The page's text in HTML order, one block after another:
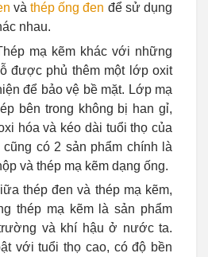
vàthép ống đen để sử dụng
nhau.
mạ kẽm khác với những
được phủ thêm một lớp oxit
để bảo vệ bề mặt. Lớp mạ
bên trong không bị han gỉ,
hóa và kéo dài tuổi thọ của
có 2 sản phẩm chính là
và thép mạ kẽm dạng ống.
thép đen và thép mạ kẽm,
thép mạ kẽm là sản phẩm
và khí hậu ở nước ta.
với tuổi thọ cao, có độ bền